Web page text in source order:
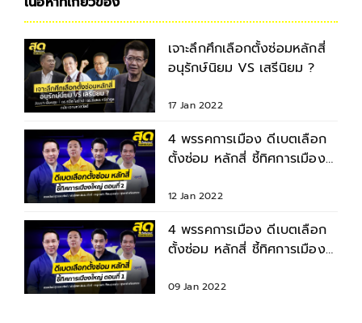
เจาะลึกศึกเลือกตั้งซ่อมหลักสี่
อนุรักษ์นิยม VS เสรีนิยม ?
17 Jan 2022
4 พรรคการเมือง ดีเบตเลือก
ตั้งซ่อม หลักสี่ ชี้ทิศการเมือง
12 Jan 2022
4 พรรคการเมือง ดีเบตเลือก
ตั้งซ่อม หลักสี่ ชี้ทิศการเมือง
09 Jan 2022